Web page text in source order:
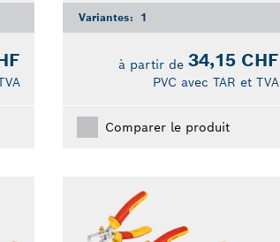
Variantes: 1
à partir de 34,15 CHF
PVC avec TAR et TVA
Comparer le produit